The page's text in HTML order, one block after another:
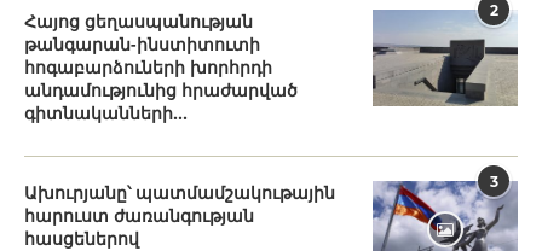
2
Հայոց ցեղասպանության
թանգարան-ինստիտուտի
հոգաբարձուների խորհրդի
անդամությունից հրաժարված
գիտնականների...
3
Ախուրյանը՝ պատմամշակութային
հարուստ ժառանգության
հասցեներով